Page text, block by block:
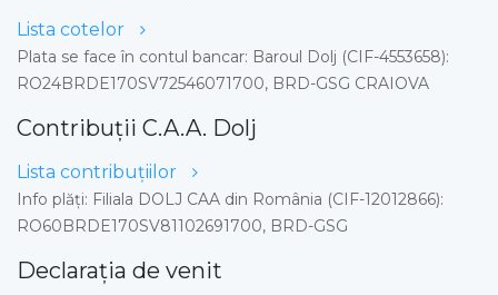
Lista cotelor
Plata se face în contul bancar: Baroul Dolj (CIF-4553658):
RO24BRDE170SV72546071700, BRD-GSG CRAIOVA
Contribuții C.A.A. Dolj
Lista contribuțiilor
Info plăţi: Filiala DOLJ CAA din România (CIF-12012866):
RO60BRDE170SV81102691700, BRD-GSG
Declarația de venit